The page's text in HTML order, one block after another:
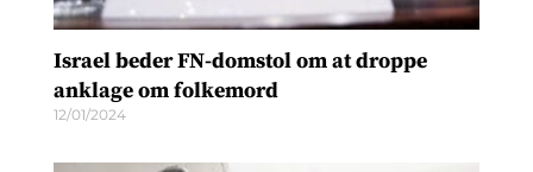
Israel beder FN-domstol om at droppe
anklage om folkemord
12/01/2024